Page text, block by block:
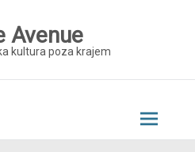
Avenue
kultura poza krajem